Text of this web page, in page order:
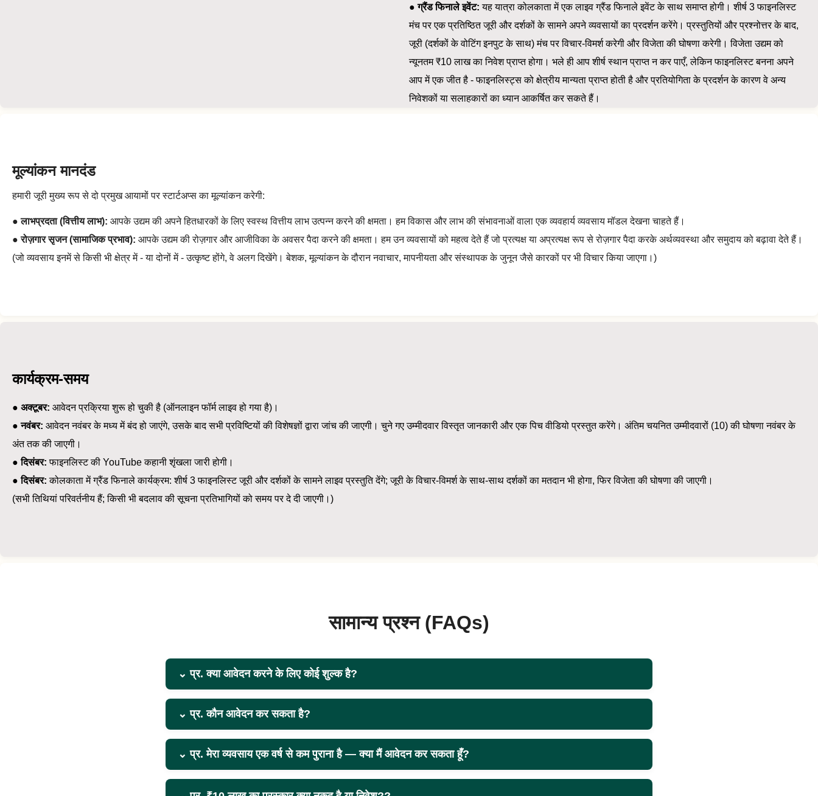
●ग्रैंड फिनाले इवेंट: यह यात्रा कोलकाता में एक लाइव ग्रैंड फिनाले इवेंट के साथ समाप्त होगी। शीर्ष 3 फाइनलिस्ट
मंच पर एक प्रतिष्ठित जूरी और दर्शकों के सामने अपने व्यवसायों का प्रदर्शन करेंगे। प्रस्तुतियों और प्रश्नोत्तर के बाद,
जूरी (दर्शकों के वोटिंग इनपुट के साथ) मंच पर विचार-विमर्श करेगी और विजेता की घोषणा करेगी। विजेता उद्यम को
न्यूनतम ₹10 लाख का निवेश प्राप्त होगा। भले ही आप शीर्ष स्थान प्राप्त न कर पाएँ, लेकिन फाइनलिस्ट बनना अपने
आप में एक जीत है - फाइनलिस्ट्स को क्षेत्रीय मान्यता प्राप्त होती है और प्रतियोगिता के प्रदर्शन के कारण वे अन्य
निवेशकों या सलाहकारों का ध्यान आकर्षित कर सकते हैं।
मूल्यांकन मानदंड
हमारी जूरी मुख्य रूप से दो प्रमुख आयामों पर स्टार्टअप्स का मूल्यांकन करेगी:
●लाभप्रदता (वित्तीय लाभ): आपके उद्यम की अपने हितधारकों के लिए स्वस्थ वित्तीय लाभ उत्पन्न करने की क्षमता। हम विकास और लाभ की संभावनाओं वाला एक व्यवहार्य व्यवसाय मॉडल देखना चाहते हैं।
●रोज़गार सृजन (सामाजिक प्रभाव): आपके उद्यम की रोज़गार और आजीविका के अवसर पैदा करने की क्षमता। हम उन व्यवसायों को महत्व देते हैं जो प्रत्यक्ष या अप्रत्यक्ष रूप से रोज़गार पैदा करके अर्थव्यवस्था और समुदाय को बढ़ावा देते हैं।
(जो व्यवसाय इनमें से किसी भी क्षेत्र में - या दोनों में - उत्कृष्ट होंगे, वे अलग दिखेंगे। बेशक, मूल्यांकन के दौरान नवाचार, मापनीयता और संस्थापक के जुनून जैसे कारकों पर भी विचार किया जाएगा।)
कार्यक्रम-समय
● अक्टूबर: आवेदन प्रक्रिया शुरू हो चुकी है (ऑनलाइन फॉर्म लाइव हो गया है)।
●नवंबर: आवेदन नवंबर के मध्य में बंद हो जाएंगे, उसके बाद सभी प्रविष्टियों की विशेषज्ञों द्वारा जांच की जाएगी। चुने गए उम्मीदवार विस्तृत जानकारी और एक पिच वीडियो प्रस्तुत करेंगे। अंतिम चयनित उम्मीदवारों (10) की घोषणा नवंबर के
अंत तक की जाएगी।
●दिसंबर: फाइनलिस्ट की YouTube कहानी शृंखला जारी होगी।
● दिसंबर: कोलकाता में ग्रैंड फिनाले कार्यक्रम: शीर्ष 3 फाइनलिस्ट जूरी और दर्शकों के सामने लाइव प्रस्तुति देंगे; जूरी के विचार-विमर्श के साथ-साथ दर्शकों का मतदान भी होगा, फिर विजेता की घोषणा की जाएगी।
(सभी तिथियां परिवर्तनीय हैं; किसी भी बदलाव की सूचना प्रतिभागियों को समय पर दे दी जाएगी।)
सामान्य प्रश्न (FAQs)
⌄प्र. क्या आवेदन करने के लिए कोई शुल्क है?
⌄प्र. कौन आवेदन कर सकता है?
⌄प्र. मेरा व्यवसाय एक वर्ष से कम पुराना है — क्या मैं आवेदन कर सकता हूँ?